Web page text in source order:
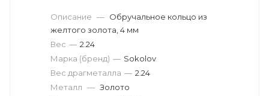
Описание — Обручальное кольцо из
желтого золота, 4 мм
Вес драгметалла — 2.24
Марка (бренд) — Sokolov
Вес — 2.24
Металл — Золото